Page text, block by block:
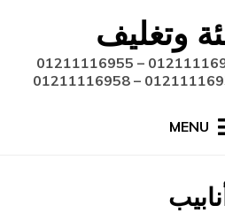
وتغليف
ماكينة تعبئة وتغليف 01211116954 – 01211116955
MENU